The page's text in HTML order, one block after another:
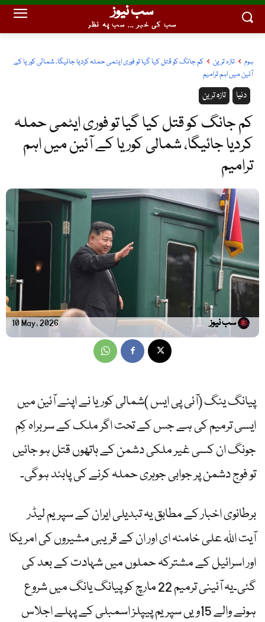
سب نیوز
سب کی خبر ... سب پہ نظر
ہوم تازہ ترین
کم جانگ کو قتل کیا گیا تو فوری ایٹمی حملہ کردیا جائیگا، شمالی کوریا کے
آئین میں اہم ترامیم
تازہ ترین دنیا
کم جانگ کو قتل کیا گیا تو فوری ایٹمی حملہ
کردیا جائیگا، شمالی کوریا کے آئین میں اہم
ترامیم
10 May, 2026 سب نیوز
پیانگ ینگ (آئی پی ایس )شمالی کوریا نے اپنے آئین میں
ایسی ترمیم کی ہے جس کے تحت اگر ملک کے سربراہ کِم
جونگ ان کسی غیر ملکی دشمن کے ہاتھوں قتل ہو جائیں
تو فوج دشمن پر جوابی جوہری حملہ کرنے کی پابند ہوگی۔
برطانوی اخبار کے مطابق یہ تبدیلی ایران کے سپریم لیڈر
آیت اللہ علی خامنہ ای اور ان کے قریبی مشیروں کی امریکا
اور اسرائیل کے مشترکہ حملوں میں شہادت کے بعد کی
گئی۔یہ آئینی ترمیم 22 مارچ کو پیانگ یانگ میں شروع
ہونے والے 15ویں سپریم پیپلز اسمبلی کے پہلے اجلاس